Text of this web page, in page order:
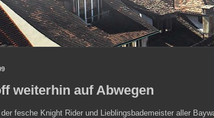
weiterhin auf Abwegen
fesche Knight Rider und Lieblingsbademeister aller